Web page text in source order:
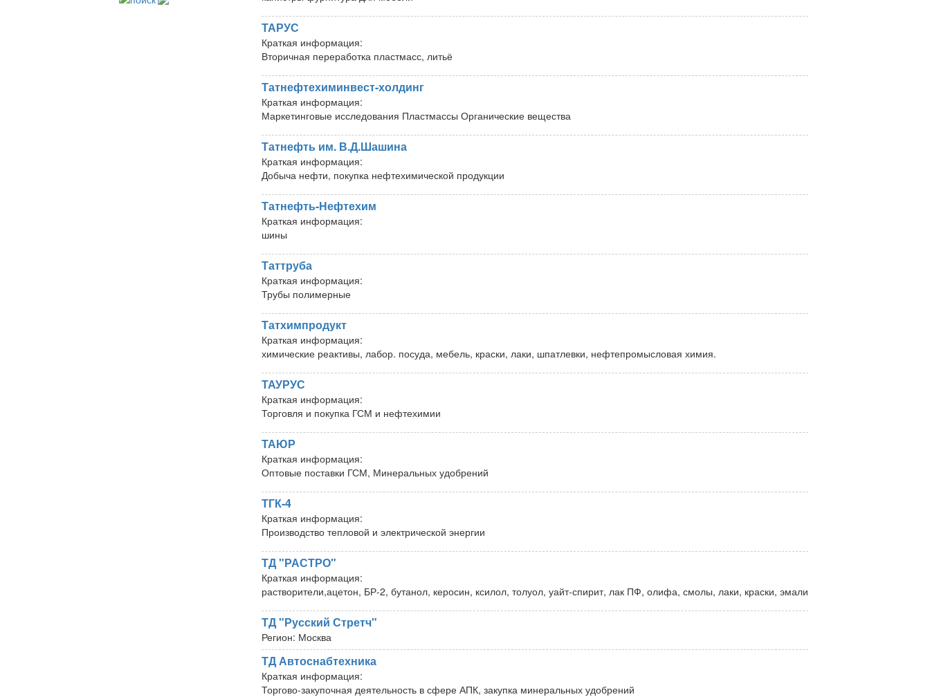
ТАРУС
Краткая информация:
Вторичная переработка пластмасс, литьё
Татнефтехиминвест-холдинг
Краткая информация:
Маркетинговые исследования Пластмассы Органические вещества
Татнефть им. В.Д.Шашина
Краткая информация:
Добыча нефти, покупка нефтехимической продукции
Татнефть-Нефтехим
Краткая информация:
шины
Таттруба
Краткая информация:
Трубы полимерные
Татхимпродукт
Краткая информация:
химические реактивы, лабор. посуда, мебель, краски, лаки, шпатлевки, нефтепромысловая химия.
ТАУРУС
Краткая информация:
Торговля и покупка ГСМ и нефтехимии
ТАЮР
Краткая информация:
Оптовые поставки ГСМ, Минеральных удобрений
ТГК-4
Краткая информация:
Производство тепловой и электрической энергии
ТД "РАСТРО"
Краткая информация:
растворители,ацетон, БР-2, бутанол, керосин, ксилол, толуол, уайт-спирит, лак ПФ, олифа, смолы, лаки, краски, эмали
ТД "Русский Стретч"
Регион: Москва
ТД Автоснабтехника
Краткая информация:
Торгово-закупочная деятельность в сфере АПК, закупка минеральных удобрений